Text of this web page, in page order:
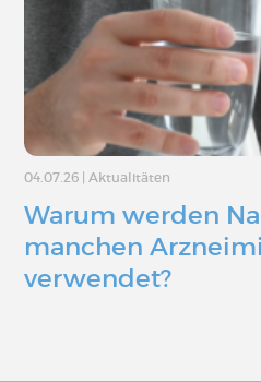
04.07.26 Aktualitäten
Warum werden
manchen
verwendet?